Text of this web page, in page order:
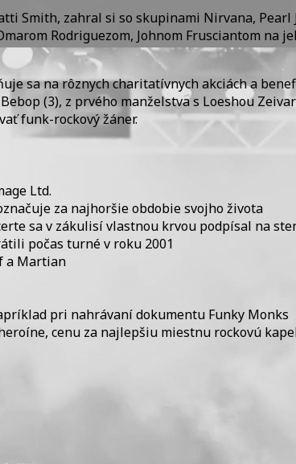
Smith, zahral si so skupinami Nirvana, Pearl
Rodriguezom, Johnom Frusciantom na
sa na rôznych charitatívnych akciách a
(3), z prvého manželstva s Loeshou
funk-rockový žáner.
Ltd.
za najhoršie obdobie svojho života
sa v zákulisí vlastnou krvou podpísal na
počas turné v roku 2001
a Martian
pri nahrávaní dokumentu Funky Monks
cenu za najlepšiu miestnu rockovú